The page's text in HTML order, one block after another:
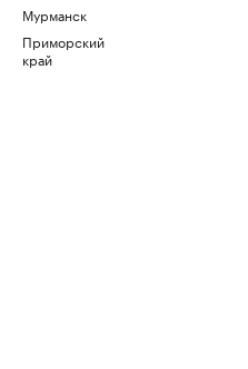
Мурманск
Приморский
край